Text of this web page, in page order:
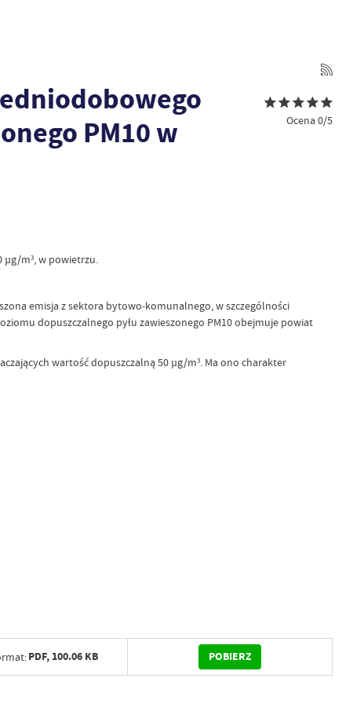
PM10 w
Ocena 0/5
µg/m³, w powietrzu.
emisja z sektora bytowo‑komunalnego, w szczególności
dopuszczalnego pyłu zawieszonego PM10 obejmuje powiat
wartość dopuszczalną 50 µg/m³. Ma ono charakter
PDF, 100.06 KB POBIERZ